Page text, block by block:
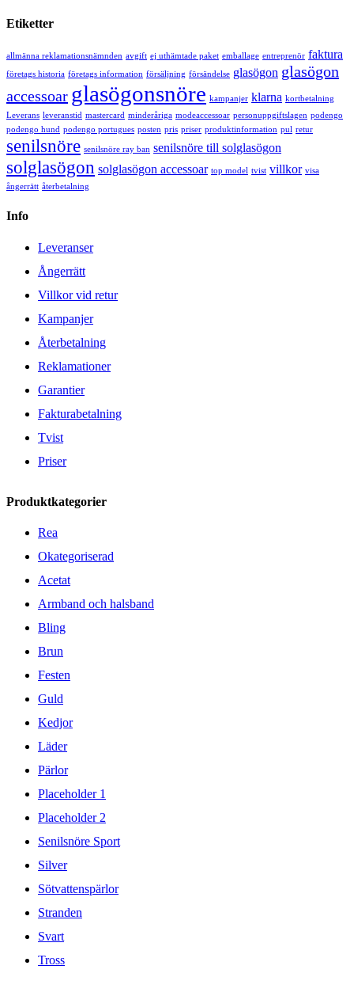
Etiketter
allmänna reklamationsnämnden avgift ej uthämtade paket emballage entreprenör faktura
företags historia företags information försäljning försändelse glasögon glasögon
accessoar glasögonsnöre kampanjer klarna kortbetalning
Leverans leveranstid mastercard minderåriga modeaccessoar personuppgiftslagen podengo
podengo hund podengo portugues posten pris priser produktinformation pul retur
senilsnöre senilsnöre ray ban senilsnöre till solglasögon
solglasögon solglasögon accessoar top model tvist villkor visa
ångerrätt återbetalning
Info
Leveranser
Ångerrätt
Villkor vid retur
Kampanjer
Återbetalning
Reklamationer
Garantier
Fakturabetalning
Tvist
Priser
Produktkategorier
Rea
Okategoriserad
Acetat
Armband och halsband
Bling
Brun
Festen
Guld
Kedjor
Läder
Pärlor
Placeholder 1
Placeholder 2
Senilsnöre Sport
Silver
Sötvattenspärlor
Stranden
Svart
Tross